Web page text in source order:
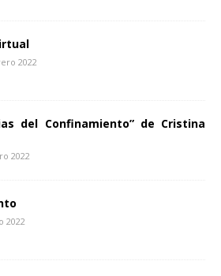
2022
del Confinamiento” de Cristina
2022
2022